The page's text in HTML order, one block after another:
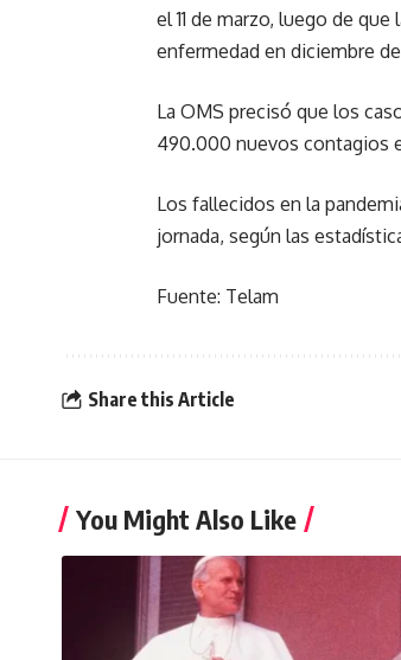
el 11 de marzo, luego de
enfermedad en diciembre de
La OMS precisó que los
490.000 nuevos contagios
Los fallecidos en la
jornada, según las
Fuente: Telam
Share this Article
You Might Also Like